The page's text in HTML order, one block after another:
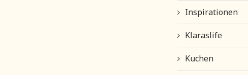
Inspirationen
Klaraslife
Kuchen